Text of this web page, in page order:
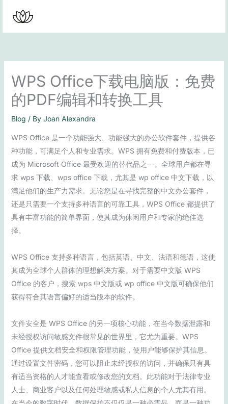
content
WPS Office下载电脑版：免费
的PDF编辑和转换工具
Blog / By Joan Alexandra
WPS Office 是一个功能强大、功能强大的办公软件套件，提供各
种功能，可满足个人和专业需求。WPS 拥有免费和付费版本，已
成为 Microsoft Office 最受欢迎的替代品之一。全球用户都在寻
求 wps 下载、wps office 下载，尤其是 wp office 中文下载，以
满足他们的生产力需求。无论您是在寻找完整的中文办公套件，
还是只需要一个支持多种语言的可靠工具，WPS Office 都提供了
具有丰富功能的简单界面，使其成为休闲用户和专家的绝佳选
择。
WPS Office 支持多种语言，包括英语、中文、法语和德语，这使
其成为全球个人群体的理想解决方案。对于需要中文版 WPS
Office 的客户，搜索 wps 中文版或 wp office 中文版可确保他们
获得符合其语言偏好的适当版本的软件。
文件安全是 WPS Office 的另一项核心功能，在当今数据泄露和
未经授权访问敏感文件很常见的世界里，它尤为重要。WPS
Office 提供文档安全和权限管理功能，使用户能够保护其信息。
通过设置文件密码，您可以阻止未经授权的访问，并确保只有具
有适当资格的人才能查看或修改您的文档。此功能对于法律专业
人士、商业客户以及任何处理敏感或私人信息的个人尤其有用。